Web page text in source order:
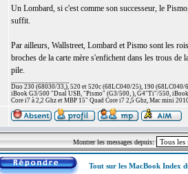
Un Lombard, si c'est comme son successeur, le
suffit.
Par ailleurs, Wallstreet, Lombard et Pismo sont les
broches de la carte mère s'enfichent dans les trous
pile.
Duo 230 (68030/33,), 520 et 520c (68LC040/25), 190 (68LC040/
iBook G3/500 "Dual USB, "Pismo" (G3/500, ), G4"Ti"/550,
Core i7 à 2,2 Ghz et MBP 15" Quad Core i7 2,5 Ghz, Mac mini
Montrer les messages depuis:
Tout sur les MacBook Index